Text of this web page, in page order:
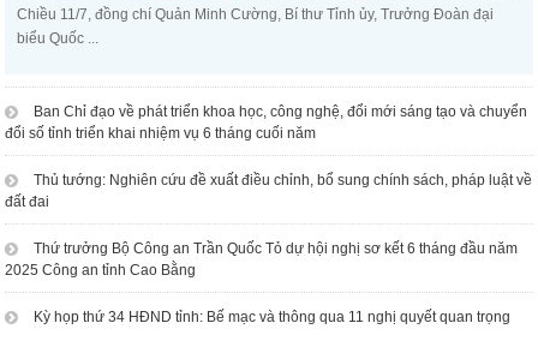
Chiều 11/7, đồng chí Quản Minh Cường, Bí thư Tỉnh ủy, Trưởng Đoàn đại
biểu Quốc ...
Ban Chỉ đạo về phát triển khoa học, công nghệ, đổi mới sáng tạo và chuyển
đổi số tỉnh triển khai nhiệm vụ 6 tháng cuối năm
Thủ tướng: Nghiên cứu đề xuất điều chỉnh, bổ sung chính sách, pháp luật về
đất đai
Thứ trưởng Bộ Công an Trần Quốc Tỏ dự hội nghị sơ kết 6 tháng đầu năm
2025 Công an tỉnh Cao Bằng
Kỳ họp thứ 34 HĐND tỉnh: Bế mạc và thông qua 11 nghị quyết quan trọng